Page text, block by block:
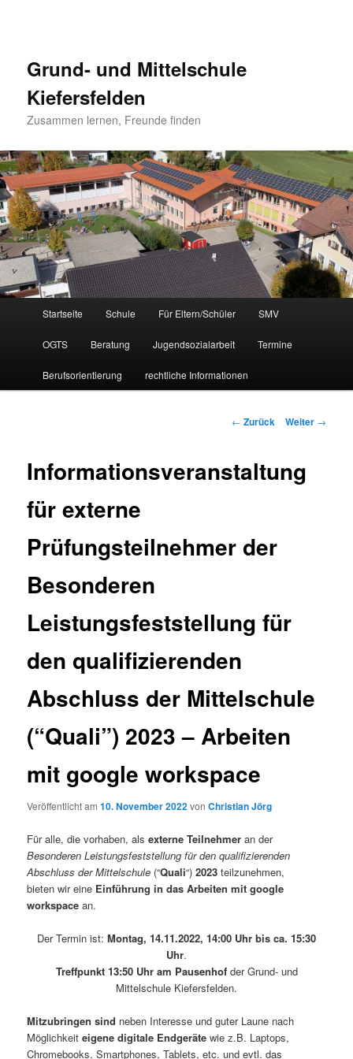
Grund- und Mittelschule
Kiefersfelden
Zusammen lernen, Freunde finden
Zum
Inhalt
wechseln
Startseite Schule Für Eltern/Schüler SMV
OGTS Beratung Jugendsozialarbeit Termine
Berufsorientierung rechtliche Informationen
Beitrags-
← Zurück Weiter →
Informationsveranstaltung
für externe
Prüfungsteilnehmer der
Besonderen
Leistungsfeststellung für
den qualifizierenden
Abschluss der Mittelschule
(“Quali”) 2023 – Arbeiten
mit google workspace
Veröffentlicht am10. November 2022vonChristian Jörg
Für alle, die vorhaben, alsexterne Teilnehmeran der
Besonderen Leistungsfeststellung für den qualifizierenden
Abschluss der Mittelschule (“Quali“)2023 teilzunehmen,
bieten wir eine Einführung in das Arbeiten mit google
workspacean.
Der Termin ist: Montag, 14.11.2022, 14:00 Uhr bis ca. 15:30
Uhr.
Treffpunkt 13:50 Uhr am Pausenhof der Grund- und
Mittelschule Kiefersfelden.
Mitzubringen sind neben Interesse und guter Laune nach
Möglichkeiteigene digitale Endgerätewie z.B. Laptops,
Chromebooks, Smartphones, Tablets, etc. und evtl. das